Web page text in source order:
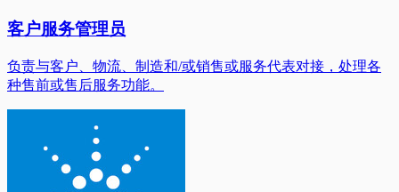
客户服务管理员
负责与客户、物流、制造和/或销售或服务代表对接，处理各
种售前或售后服务功能。